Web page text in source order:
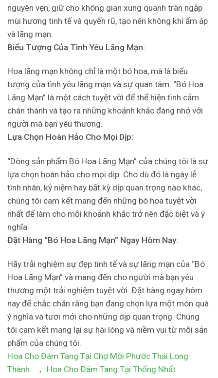
nguyên vẹn, giữ cho không gian xung quanh tràn ngập
mùi hương tinh tế và quyến rũ, tạo nên không khí ấm áp
và lãng mạn.
Biểu Tượng Của Tình Yêu Lãng Mạn:
Hoa lãng mạn không chỉ là một bó hoa, mà là biểu
tượng của tình yêu lãng mạn và sự quan tâm. “Bó Hoa
Lãng Mạn” là một cách tuyệt vời để thể hiện tình cảm
chân thành và tạo ra những khoảnh khắc đáng nhớ với
người mà bạn yêu thương.
Lựa Chọn Hoàn Hảo Cho Mọi Dịp:
“Dòng sản phẩm Bó Hoa Lãng Mạn” của chúng tôi là sự
lựa chọn hoàn hảo cho mọi dịp. Cho dù đó là ngày lễ
tình nhân, kỷ niệm hay bất kỳ dịp quan trọng nào khác,
chúng tôi cam kết mang đến những bó hoa tuyệt vời
nhất để làm cho mỗi khoảnh khắc trở nên đặc biệt và ý
nghĩa.
Đặt Hàng “Bó Hoa Lãng Mạn” Ngay Hôm Nay:
Hãy trải nghiệm sự đẹp tinh tế và sự lãng mạn của “Bó
Hoa Lãng Mạn” và mang đến cho người mà bạn yêu
thương một trải nghiệm tuyệt vời. Đặt hàng ngay hôm
nay để chắc chắn rằng bạn đang chọn lựa một món quà
ý nghĩa và tươi mới cho những dịp quan trọng. Chúng
tôi cam kết mang lại sự hài lòng và niềm vui từ mỗi sản
phẩm của chúng tôi.
Hoa Cho Đám Tang Tại Chợ Mới Phước Thái Long
Thành. , Hoa Cho Đám Tang Tại Thống Nhất